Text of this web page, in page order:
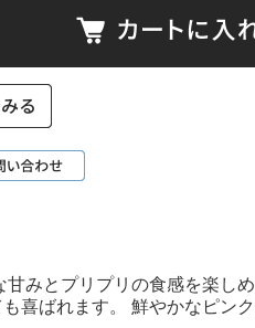
みとプリプリの食感を楽し
喜ばれます。 鮮やかなピン